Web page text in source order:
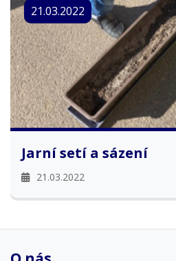
21.03.2022
Jarní setí a sázení
21.03.2022